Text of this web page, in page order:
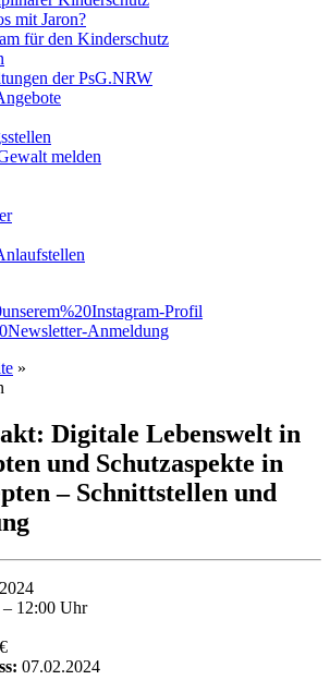
mit Jaron?
für den Kinderschutz
der PsG.NRW
melden
»
Digitale Lebenswelt in
und Schutzaspekte in
– Schnittstellen und
– 12:00 Uhr
07.02.2024